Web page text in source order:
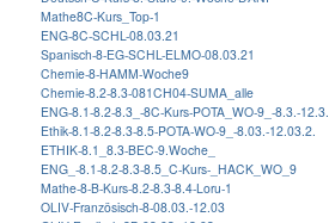
Mathe8C-Kurs_Top-1
ENG-8C-SCHL-08.03.21
Spanisch-8-EG-SCHL-ELMO-08.03.21
Chemie-8-HAMM-Woche9
Chemie-8.2-8.3-081CH04-SUMA_alle
ENG-8.1-8.2-8.3_-8C-Kurs-POTA_WO-9_-8.3.-12.3.
Ethik-8.1-8.2-8.3-8.5-POTA-WO-9_-8.03.-12.03.2.
ETHIK-8.1_8.3-BEC-9.Woche_
ENG_-8.1-8.2-8.3-8.5_C-Kurs-_HACK_WO_9
Mathe-8-B-Kurs-8.2-8.3-8.4-Loru-1
OLIV-Französisch-8-08.03.-12.03